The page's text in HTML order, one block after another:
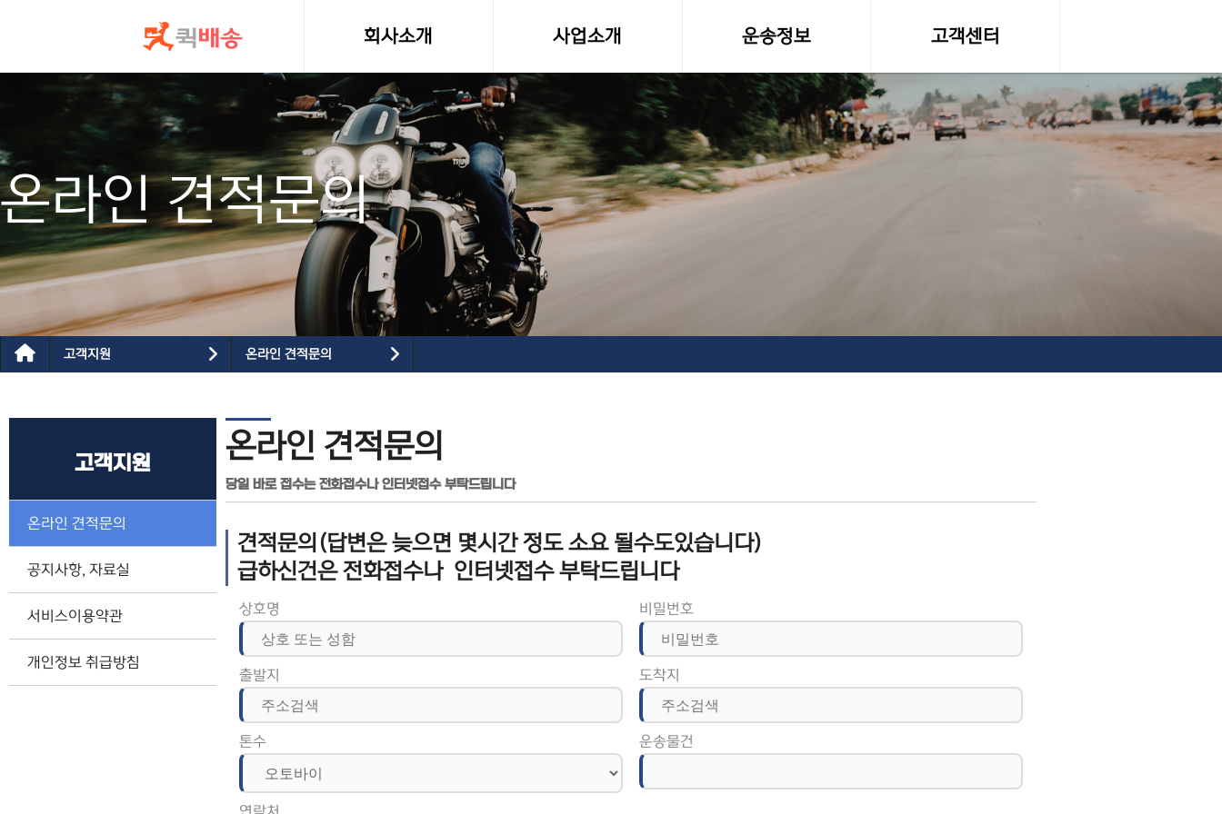
회사소개
인사말
사업소개
소형화물(다마스,라보)
전국화물운송
오토바이퀵사업부
전국당일연계배송
운송정보
화물차량제원
전국화물 운송료조회
화물운송 이용약관
고객센터
온라인 견적문의
공지사항, 자료실
온라인 견적문의
고객지원 온라인 견적문의
고객지원
온라인 견적문의
공지사항, 자료실
서비스이용약관
개인정보 취급방침
온라인 견적문의
당일 바로 접수는 전화접수나 인터넷접수 부탁드립니다
견적문의(답변은 늦으면 몇시간 정도 소요 될수도있습니다)
급하신건은 전화접수나 인터넷접수 부탁드립니다
상호명 비밀번호
출발지 도착지
톤수 운송물건